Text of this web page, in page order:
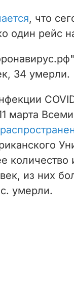
, что
один рейс
34 умерли.
марта
из них
умерли.